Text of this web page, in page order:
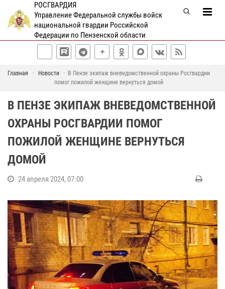
РОСГВАРДИЯ
Управление Федеральной службы войск
национальной гвардии Российской
Федерации по Пензенской области
Главная Новости
В Пензе экипаж вневедомственной охраны Росгвардии
помог пожилой женщине вернуться домой
В ПЕНЗЕ ЭКИПАЖ ВНЕВЕДОМСТВЕННОЙ
ОХРАНЫ РОСГВАРДИИ ПОМОГ
ПОЖИЛОЙ ЖЕНЩИНЕ ВЕРНУТЬСЯ
ДОМОЙ
24 апреля 2024, 07:00